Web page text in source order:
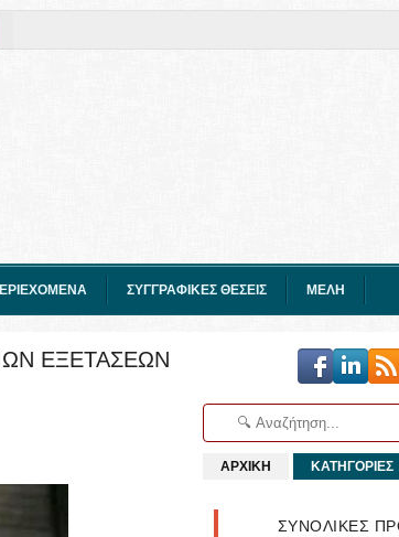
ΣΥΓΓΡΑΦΙΚΕΣ ΘΕΣΕΙΣ ΜΕΛΗ
ΕΞΕΤΑΣΕΩΝ
ΑΡΧΙΚΗ ΚΑΤΗΓΟΡΙΕΣ
ΣΥΝΟΛΙΚΕΣ